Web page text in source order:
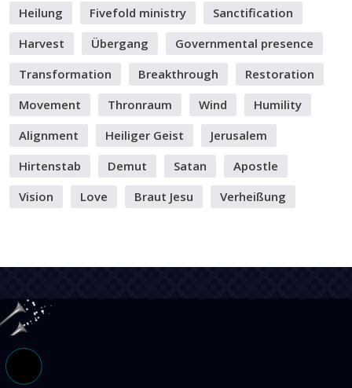
Heilung
Fivefold ministry
Sanctification
Harvest
Übergang
Governmental presence
Transformation
Breakthrough
Restoration
Movement
Thronraum Wind
Humility
Alignment
Heiliger Geist
Jerusalem
Hirtenstab
Demut Satan
Apostle
Vision
Love Braut Jesu Verheißung